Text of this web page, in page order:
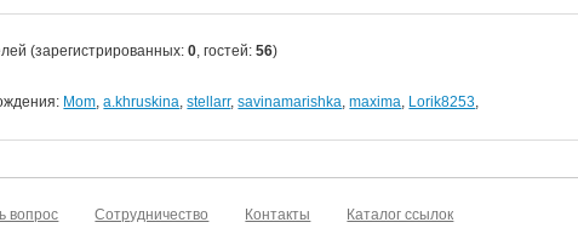
(зарегистрированных:0, гостей:56)
Mom,a.khruskina,stellarr,savinamarishka,maxima, Lorik8253,
вопрос Сотрудничество Контакты Каталог ссылок